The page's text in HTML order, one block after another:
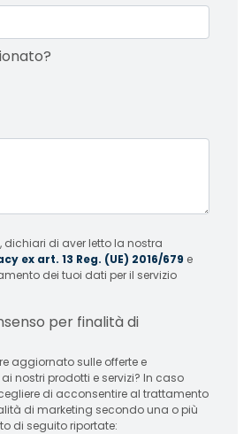
di aver letto la nostra
ex art. 13 Reg. (UE) 2016/679 e
dei tuoi dati per il servizio
per finalità di
aggiornato sulle offerte e
prodotti e servizi? In caso
di acconsentire al trattamento
di marketing secondo una o più
di seguito riportate: